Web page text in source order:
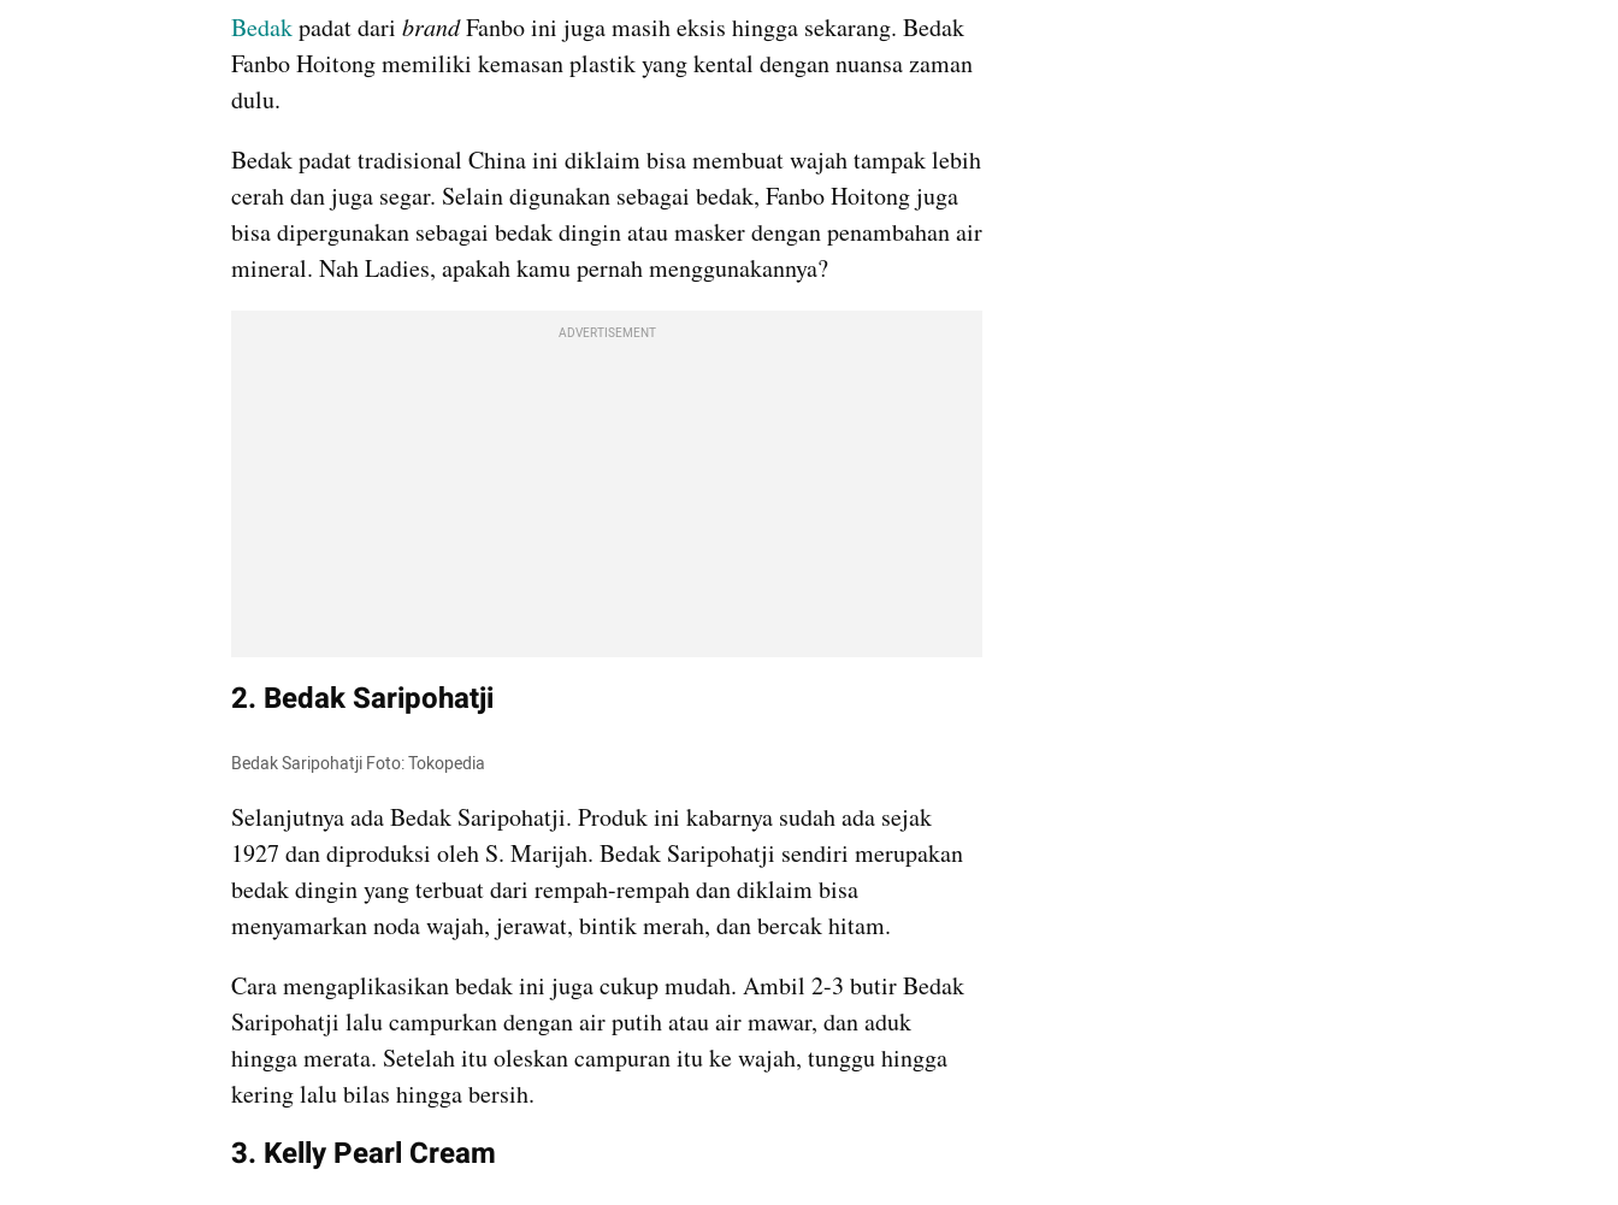
Bedak padat dari brand Fanbo ini juga masih eksis hingga sekarang. Bedak
Fanbo Hoitong memiliki kemasan plastik yang kental dengan nuansa zaman
dulu.
Bedak padat tradisional China ini diklaim bisa membuat wajah tampak lebih
cerah dan juga segar. Selain digunakan sebagai bedak, Fanbo Hoitong juga
bisa dipergunakan sebagai bedak dingin atau masker dengan penambahan air
mineral. Nah Ladies, apakah kamu pernah menggunakannya?
ADVERTISEMENT
2. Bedak Saripohatji
Bedak Saripohatji Foto: Tokopedia
Selanjutnya ada Bedak Saripohatji. Produk ini kabarnya sudah ada sejak
1927 dan diproduksi oleh S. Marijah. Bedak Saripohatji sendiri merupakan
bedak dingin yang terbuat dari rempah-rempah dan diklaim bisa
menyamarkan noda wajah, jerawat, bintik merah, dan bercak hitam.
Cara mengaplikasikan bedak ini juga cukup mudah. Ambil 2-3 butir Bedak
Saripohatji lalu campurkan dengan air putih atau air mawar, dan aduk
hingga merata. Setelah itu oleskan campuran itu ke wajah, tunggu hingga
kering lalu bilas hingga bersih.
3. Kelly Pearl Cream